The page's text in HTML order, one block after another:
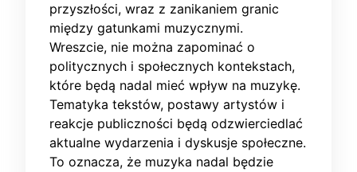
przyszłości, wraz z zanikaniem granic
między gatunkami muzycznymi.
Wreszcie, nie można zapominać o
politycznych i społecznych kontekstach,
które będą nadal mieć wpływ na muzykę.
Tematyka tekstów, postawy artystów i
reakcje publiczności będą odzwierciedlać
aktualne wydarzenia i dyskusje społeczne.
To oznacza, że muzyka nadal będzie